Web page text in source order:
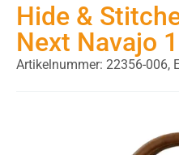
Hide &
Next Navajo
Artikelnummer: 22356-006,